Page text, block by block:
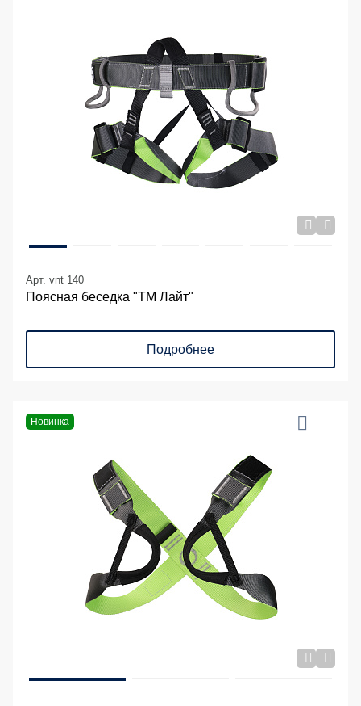
Арт. vnt 140
Поясная беседка "ТМ Лайт"
Подробнее
Новинка